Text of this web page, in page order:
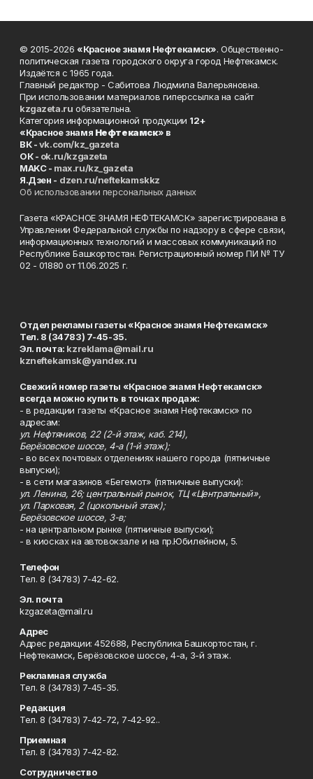
© 2015-2026 «Красное знамя Нефтекамск». Общественно-
политическая газета городского округа город Нефтекамск.
Издаётся с 1965 года.
Главный редактор - Сабитова Людмила Валерьяновна.
При использовании материалов гиперссылка на сайт
kzgazeta.ru обязательна.
Категория информационной продукции 12+
«Красное знамя Нефтекамск» в
ВК -vk.com/kz_gazeta
ОК - ok.ru/kzgazeta
MAKC - max.ru/kz_gazeta
Я.Дзен - dzen.ru/neftekamskkz
Об использовании персональных данных
Газета «КРАСНОЕ ЗНАМЯ НЕФТЕКАМСК» зарегистрирована в
Управлении Федеральной службы по надзору в сфере связи,
информационных технологий и массовых коммуникаций по
Республике Башкортостан. Регистрационный номер ПИ № ТУ
02 - 01880 от 11.06.2025 г.
Отдел рекламы газеты «Красное знамя Нефтекамск»
Тел. 8 (34783) 7-45-35.
Эл. почта: kzreklama@mail.ru
kzneftekamsk@yandex.ru
Свежий номер газеты «Красное знамя Нефтекамск»
всегда можно купить в точках продаж:
- в редакции газеты «Красное знамя Нефтекамск» по
адресам:
ул. Нефтяников, 22 (2-й этаж, каб. 214),
Берёзовское шоссе, 4-а (1-й этаж);
- во всех почтовых отделениях нашего города (пятничные
выпуски);
- в сети магазинов «Бегемот» (пятничные выпуски):
ул. Ленина, 26; центральный рынок, ТЦ «Центральный»,
ул. Парковая, 2 (цокольный этаж);
Берёзовское шоссе, 3-в;
- на центральном рынке (пятничные выпуски);
- в киосках на автовокзале и на пр.Юбилейном, 5.
Телефон
Тел. 8 (34783) 7-42-62.
Эл. почта
kzgazeta@mail.ru
Адрес
Адрес редакции: 452688, Республика Башкортостан, г.
Нефтекамск, Берёзовское шоссе, 4-а, 3-й этаж.
Рекламная служба
Тел. 8 (34783) 7-45-35.
Редакция
Тел. 8 (34783) 7-42-72, 7-42-92..
Приемная
Тел. 8 (34783) 7-42-82.
Сотрудничество